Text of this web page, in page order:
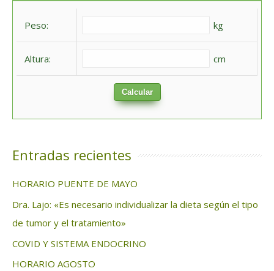
Peso: kg
Altura: cm
Calcular
Entradas recientes
HORARIO PUENTE DE MAYO
Dra. Lajo: «Es necesario individualizar la dieta según el tipo
de tumor y el tratamiento»
COVID Y SISTEMA ENDOCRINO
HORARIO AGOSTO